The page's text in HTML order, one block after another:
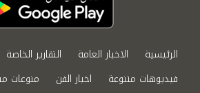
الرئيسية الاخبار العامة التقارير الخاصة
فيديوهات متنوعة
اخبار الفن
منوعات